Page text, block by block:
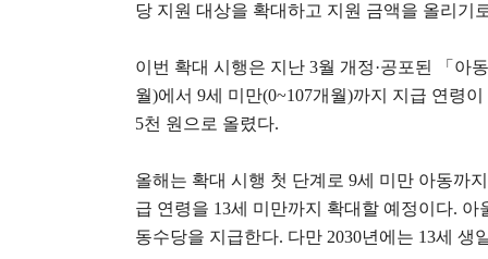
당 지원 대상을 확대하고 지원 금액을 올리기
이번 확대 시행은 지난 3월 개정·공포된 「 아
월)에서 9세 미만(0~107개월)까지 지급 연령
5천 원으로 올렸다.
올해는 확대 시행 첫 단계로 9세 미만 아동까
급 연령을 13세 미만까지 확대할 예정이다. 아
동수당을 지급한다. 다만 2030년에는 13세 생